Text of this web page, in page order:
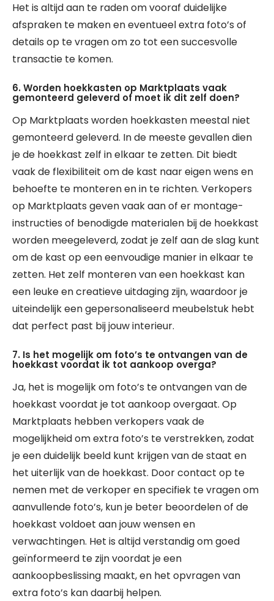
Het is altijd aan te raden om vooraf duidelijke
afspraken te maken en eventueel extra foto’s of
details op te vragen om zo tot een succesvolle
transactie te komen.
6. Worden hoekkasten op Marktplaats vaak
gemonteerd geleverd of moet ik dit zelf doen?
Op Marktplaats worden hoekkasten meestal niet
gemonteerd geleverd. In de meeste gevallen dien
je de hoekkast zelf in elkaar te zetten. Dit biedt
vaak de flexibiliteit om de kast naar eigen wens en
behoefte te monteren en in te richten. Verkopers
op Marktplaats geven vaak aan of er montage-
instructies of benodigde materialen bij de hoekkast
worden meegeleverd, zodat je zelf aan de slag kunt
om de kast op een eenvoudige manier in elkaar te
zetten. Het zelf monteren van een hoekkast kan
een leuke en creatieve uitdaging zijn, waardoor je
uiteindelijk een gepersonaliseerd meubelstuk hebt
dat perfect past bij jouw interieur.
7. Is het mogelijk om foto’s te ontvangen van de
hoekkast voordat ik tot aankoop overga?
Ja, het is mogelijk om foto’s te ontvangen van de
hoekkast voordat je tot aankoop overgaat. Op
Marktplaats hebben verkopers vaak de
mogelijkheid om extra foto’s te verstrekken, zodat
je een duidelijk beeld kunt krijgen van de staat en
het uiterlijk van de hoekkast. Door contact op te
nemen met de verkoper en specifiek te vragen om
aanvullende foto’s, kun je beter beoordelen of de
hoekkast voldoet aan jouw wensen en
verwachtingen. Het is altijd verstandig om goed
geïnformeerd te zijn voordat je een
aankoopbeslissing maakt, en het opvragen van
extra foto’s kan daarbij helpen.